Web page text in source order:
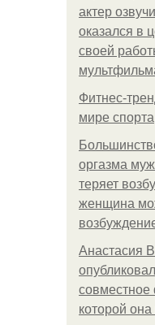
актер
оказался в
своей
Фитнес-
мире спорта
оргазма
теряет
женщина
Анастасия
совместное
которой она